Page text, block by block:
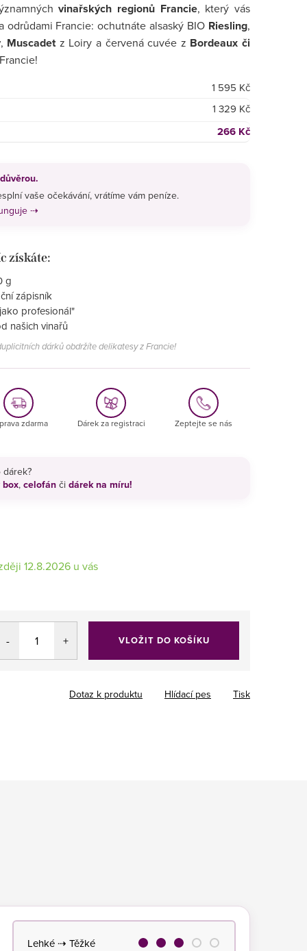
vinařských regionů Francie, který vás
Francie: ochutnáte alsaský BIO Riesling,
, Muscadetz Loiry a červená cuvée z Bordeaux či
1 595 Kč
1 329 Kč
266 Kč
vaše očekávání, vrátíme vám peníze.
⇢
získáte:
g
zápisník
profesionál"
našich vinařů
dárků obdržíte delikatesy z Francie!
zdarma Dárek za registraci Zeptejte se nás
box, celofán či dárek na míru!
12.8.2026
VLOŽIT DO KOŠÍKU
Tisk
Dotaz k produktu Hlídací pes
Lehké ⇢ Těžké